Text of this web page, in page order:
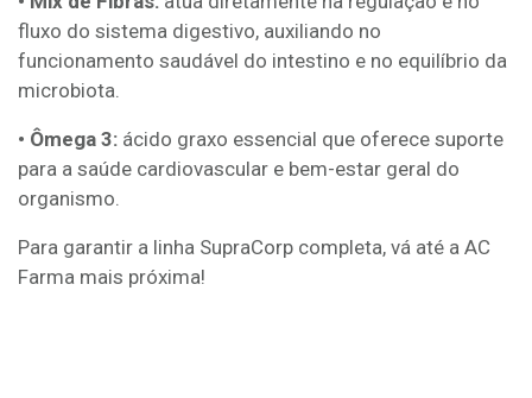
fluxo do sistema digestivo, auxiliando no
funcionamento saudável do intestino e no equilíbrio da
microbiota.
• Ômega 3: ácido graxo essencial que oferece suporte
para a saúde cardiovascular e bem-estar geral do
organismo.
Para garantir a linha SupraCorp completa, vá até a AC
Farma mais próxima!